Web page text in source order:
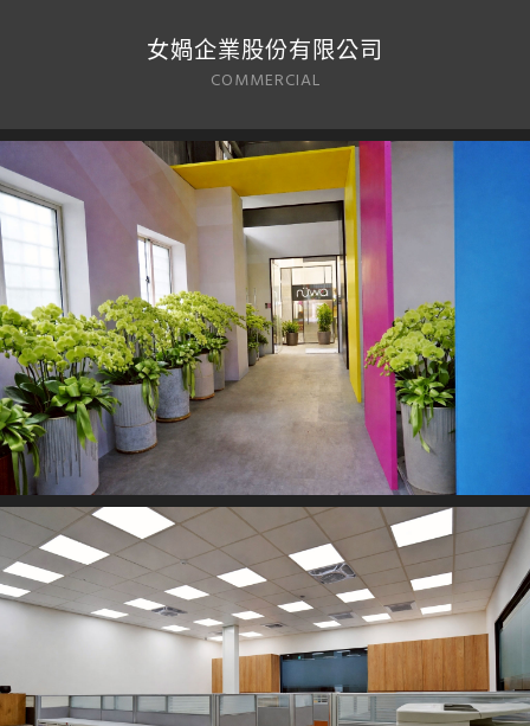
女媧企業股份有限公司
COMMERCIAL